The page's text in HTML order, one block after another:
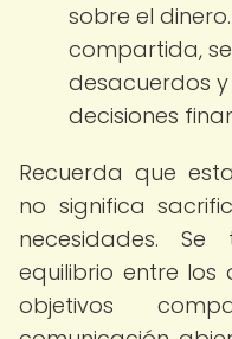
sobre el
compartida,
desacuerdos
decisiones
Recuerda que
no significa
necesidades.
equilibrio entre los
objetivos